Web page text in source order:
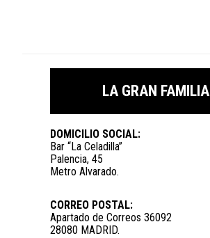
LA GRAN FAMILIA
DOMICILIO SOCIAL:
Bar “La Celadilla”
Palencia, 45
Metro Alvarado.
CORREO POSTAL:
Apartado de Correos 36092
28080 MADRID.